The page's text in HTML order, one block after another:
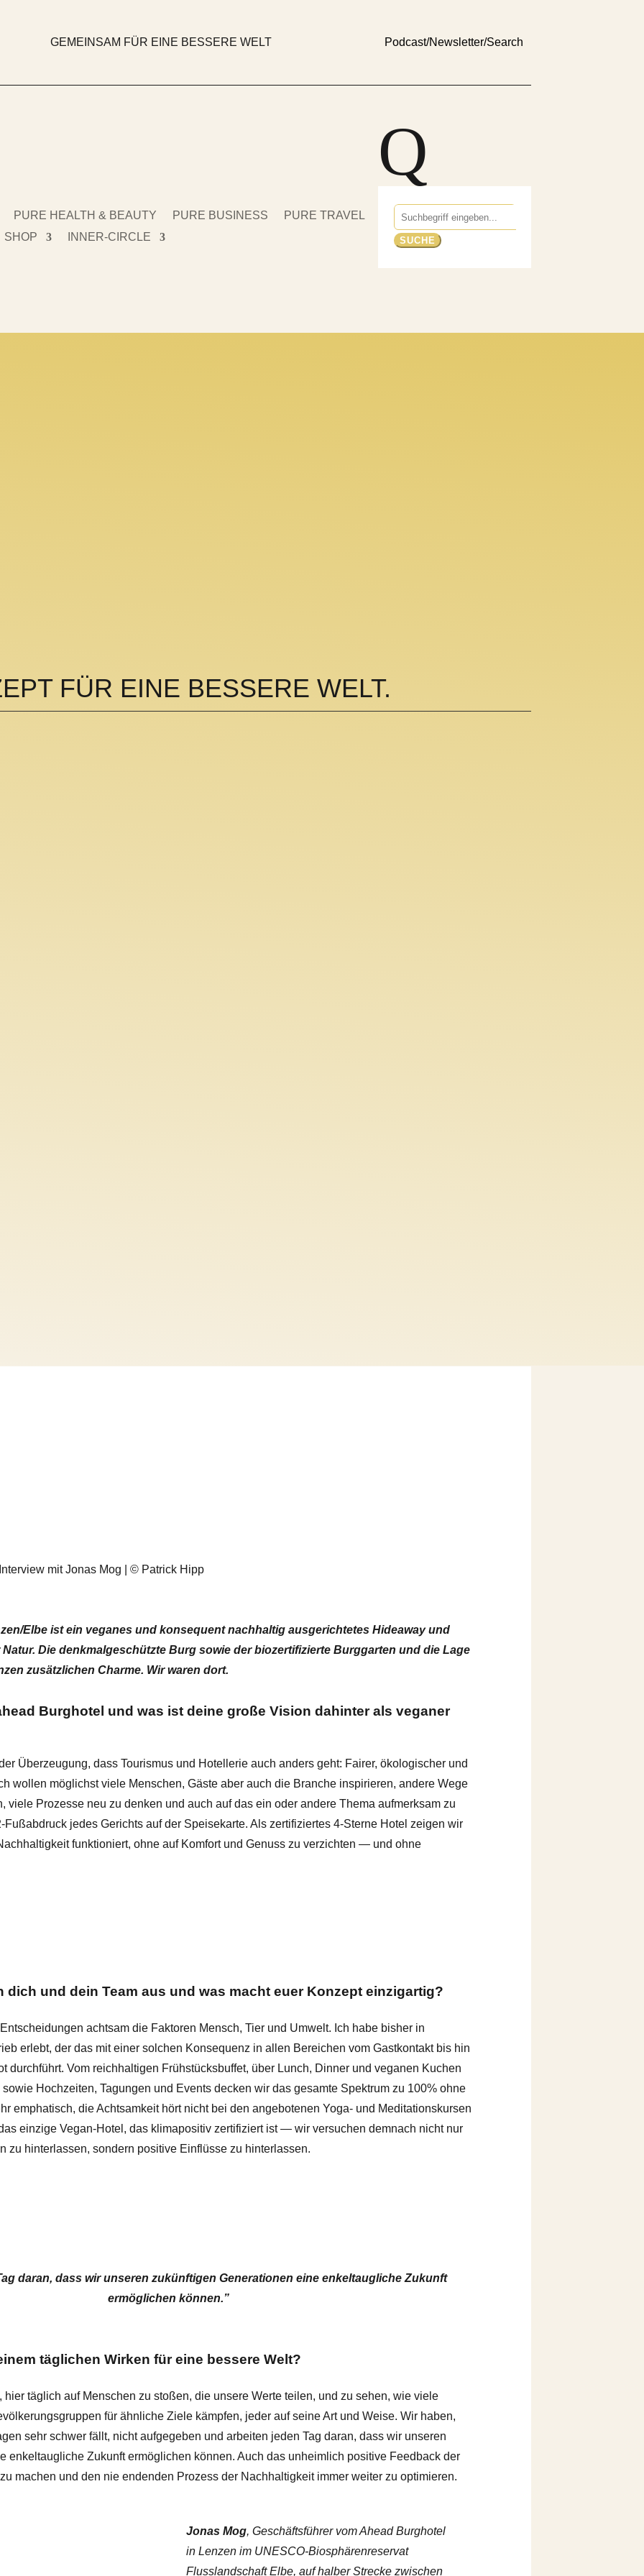
GEMEINSAM FÜR EINE BESSERE WELT Podcast/Newsletter/Search
PURE HEALTH & BEAUTY PURE BUSINESS
PURE TRAVEL
SHOP
INNER-CIRCLE
Q
Suchen
nach:
FÜR EINE BESSERE WELT.
mit Jonas Mog | © Patrick Hipp
Elbe ist ein veganes und konsequent nachhaltig ausgerichtetes Hideaway und
Die denkmalgeschützte Burg sowie der biozertifizierte Burggarten und die Lage
zusätzlichen Charme. Wir waren dort.
Burghotel und was ist deine große Vision dahinter als veganer
Überzeugung, dass Tourismus und Hotellerie auch anders geht: Fairer, ökologischer und
wollen möglichst viele Menschen, Gäste aber auch die Branche inspirieren, andere Wege
viele Prozesse neu zu denken und auch auf das ein oder andere Thema aufmerksam zu
jedes Gerichts auf der Speisekarte. Als zertifiziertes 4‑Sterne Hotel zeigen wir
funktioniert, ohne auf Komfort und Genuss zu verzichten — und ohne
dich und dein Team aus und was macht euer Konzept einzigartig?
achtsam die Faktoren Mensch, Tier und Umwelt. Ich habe bisher in
erlebt, der das mit einer solchen Konsequenz in allen Bereichen vom Gastkontakt bis hin
durchführt. Vom reichhaltigen Frühstücksbuffet, über Lunch, Dinner und veganen Kuchen
Hochzeiten, Tagungen und Events decken wir das gesamte Spektrum zu 100% ohne
emphatisch, die Achtsamkeit hört nicht bei den angebotenen Yoga- und Meditationskursen
einzige Vegan-Hotel, das klimapositiv zertifiziert ist — wir versuchen demnach nicht nur
zu hinterlassen, sondern positive Einflüsse zu hinterlassen.
daran, dass wir unseren zukünftigen Generationen eine enkeltaugliche Zukunft
ermöglichen können.”
täglichen Wirken für eine bessere Welt?
täglich auf Menschen zu stoßen, die unsere Werte teilen, und zu sehen, wie viele
für ähnliche Ziele kämpfen, jeder auf seine Art und Weise. Wir haben,
sehr schwer fällt, nicht aufgegeben und arbeiten jeden Tag daran, dass wir unseren
enkeltaugliche Zukunft ermöglichen können. Auch das unheimlich positive Feedback der
machen und den nie endenden Prozess der Nachhaltigkeit immer weiter zu optimieren.
Jonas Mog, Geschäftsführer vom Ahead Burghotel
in Lenzen im UNESCO-Biosphärenreservat
Flusslandschaft Elbe, auf halber Strecke zwischen